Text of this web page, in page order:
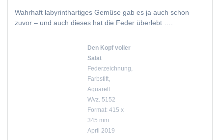
Wahrhaft labyrinthartiges Gemüse gab es ja auch schon
zuvor – und auch dieses hat die Feder überlebt ….
Den Kopf voller
Salat
Federzeichnung,
Farbstift,
Aquarell
Wvz. 5152
Format: 415 x
345 mm
April 2019